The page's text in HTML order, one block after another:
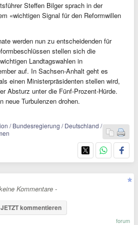
Steffen Bilger sprach in der
«wichtigen Signal für den Reformwillen
werden nun zu entscheidenden für
stellen sich die
Landtagswahlen in
auf. In Sachsen-Anhalt geht es
einen Ministerpräsidenten stellen wird,
Absturz unter die Fünf-Prozent-Hürde.
neue Turbulenzen drohen.
/ Bundesregierung / Deutschland /
Kommentare -
JETZT kommentieren
forum